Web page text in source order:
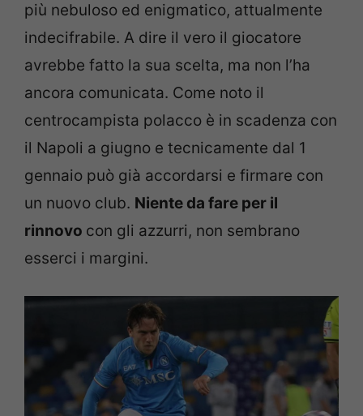
più nebuloso ed enigmatico, attualmente
indecifrabile. A dire il vero il giocatore
avrebbe fatto la sua scelta, ma non l’ha
ancora comunicata. Come noto il
centrocampista polacco è in scadenza con
il Napoli a giugno e tecnicamente dal 1
gennaio può già accordarsi e firmare con
un nuovo club. Niente da fare per il
rinnovo con gli azzurri, non sembrano
esserci i margini.